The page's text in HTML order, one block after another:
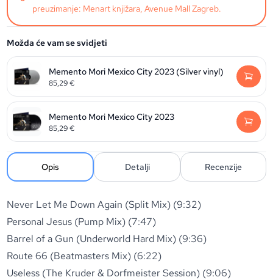
preuzimanje: Menart knjižara, Avenue Mall Zagreb.
Možda će vam se svidjeti
Memento Mori Mexico City 2023 (Silver vinyl)
85,29€
Memento Mori Mexico City 2023
85,29€
Opis Detalji Recenzije
Never Let Me Down Again (Split Mix) (9:32)
Personal Jesus (Pump Mix) (7:47)
Barrel of a Gun (Underworld Hard Mix) (9:36)
Route 66 (Beatmasters Mix) (6:22)
Useless (The Kruder & Dorfmeister Session) (9:06)